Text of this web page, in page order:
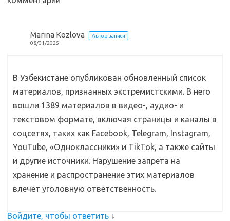
k
т
Marina Kozlova
Автор записи
08/01/2025
В Узбекистане опубликован обновленный список
материалов, признанных экстремистскими. В него
вошли 1389 материалов в видео-, аудио- и
текстовом формате, включая страницы и каналы в
соцсетях, таких как Facebook, Telegram, Instagram,
YouTube, «Одноклассники» и TikTok, а также сайты
и другие источники. Нарушение запрета на
хранение и распространение этих материалов
влечет уголовную ответственность.
Войдите, чтобы ответить ↓